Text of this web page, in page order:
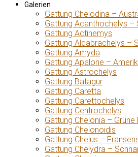
Galerien
Gattung Chelodina –
Gattung Acanthochelys –
Gattung Actinemys
Gattung Aldabrachelys –
Gattung Amyda
Gattung Apalone –
Gattung Astrochelys
Gattung Batagur
Gattung Caretta
Gattung Carettochelys
Gattung Centrochelys
Gattung Chelonia –
Gattung Chelonoidis
Gattung Chelus –
Gattung Chelydra –